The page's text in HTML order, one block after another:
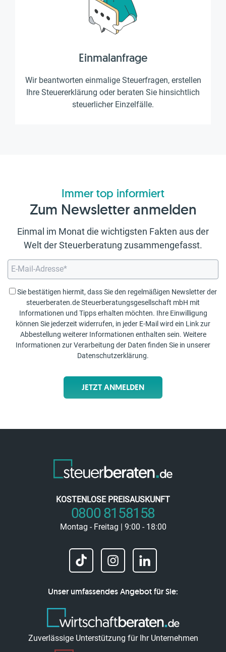
Einmalanfrage
Wir beantworten einmalige Steuerfragen, erstellen
Ihre Steuererklärung oder beraten Sie hinsichtlich
steuerlicher Einzelfälle.
Immer top informiert
Zum Newsletter anmelden
Einmal im Monat die wichtigsten Fakten aus der
Welt der Steuerberatung zusammengefasst.
Sie bestätigen hiermit, dass Sie den regelmäßigen Newsletter der
steuerberaten.de Steuerberatungsgesellschaft mbH mit
Informationen und Tipps erhalten möchten. Ihre Einwilligung
können Sie jederzeit widerrufen, in jeder E-Mail wird ein Link zur
Abbestellung weiterer Informationen enthalten sein. Weitere
Informationen zur Verarbeitung der Daten finden Sie in unserer
Datenschutzerklärung.
JETZT ANMELDEN
KOSTENLOSE PREISAUSKUNFT
0800 8158158
Montag - Freitag | 9:00 - 18:00
Unser umfassendes Angebot für Sie:
Zuverlässige Unterstützung für Ihr Unternehmen